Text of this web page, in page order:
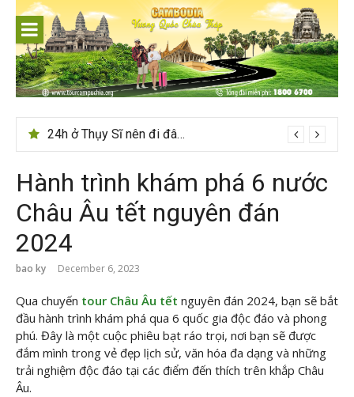
content
Du lịch Sri Lanka – Bật mí nên đi mùa nào đẹp
Hành trình khám phá 6 nước
Châu Âu tết nguyên đán
2024
bao ky December 6, 2023
Qua chuyến tour Châu Âu tết nguyên đán 2024, bạn sẽ bắt
đầu hành trình khám phá qua 6 quốc gia độc đáo và phong
phú. Đây là một cuộc phiêu bạt ráo trọi, nơi bạn sẽ được
đắm mình trong vẻ đẹp lịch sử, văn hóa đa dạng và những
trải nghiệm độc đáo tại các điểm đến thích trên khắp Châu
Âu.